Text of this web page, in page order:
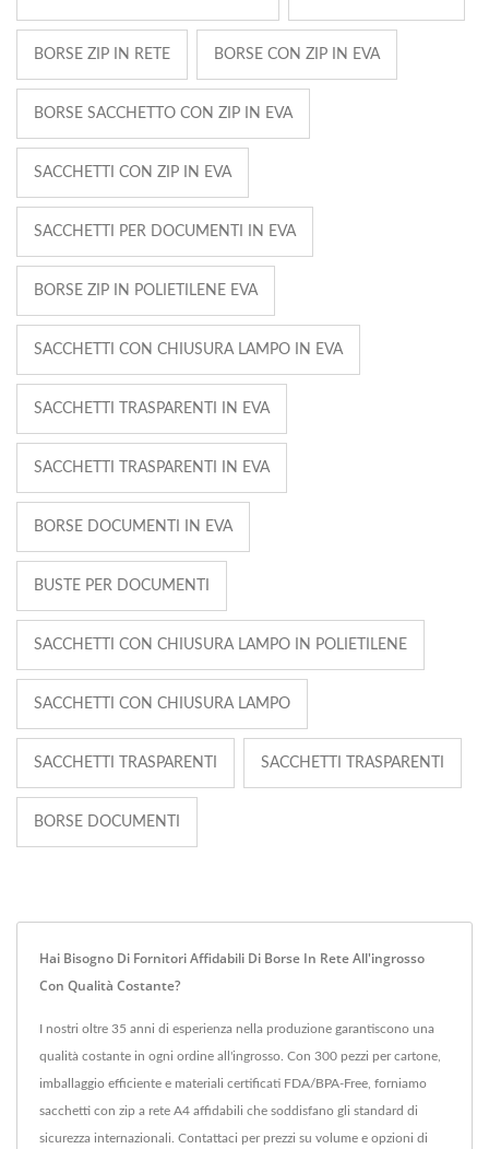
BORSE ZIP IN RETE BORSE CON ZIP IN EVA
BORSE SACCHETTO CON ZIP IN EVA
SACCHETTI CON ZIP IN EVA
SACCHETTI PER DOCUMENTI IN EVA
BORSE ZIP IN POLIETILENE EVA
SACCHETTI CON CHIUSURA LAMPO IN EVA
SACCHETTI TRASPARENTI IN EVA
SACCHETTI TRASPARENTI IN EVA
BORSE DOCUMENTI IN EVA
BUSTE PER DOCUMENTI
SACCHETTI CON CHIUSURA LAMPO IN POLIETILENE
SACCHETTI CON CHIUSURA LAMPO
SACCHETTI TRASPARENTI SACCHETTI TRASPARENTI
BORSE DOCUMENTI
Hai Bisogno Di Fornitori Affidabili Di Borse In Rete All'ingrosso
Con Qualità Costante?
I nostri oltre 35 anni di esperienza nella produzione garantiscono una
qualità costante in ogni ordine all'ingrosso. Con 300 pezzi per cartone,
imballaggio efficiente e materiali certificati FDA/BPA-Free, forniamo
sacchetti con zip a rete A4 affidabili che soddisfano gli standard di
sicurezza internazionali. Contattaci per prezzi su volume e opzioni di